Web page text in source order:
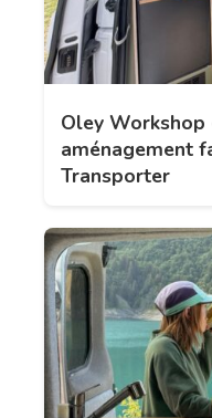
Oley Workshop
aménagement
Transporter